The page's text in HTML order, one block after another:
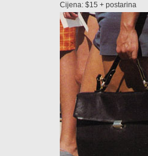
Cijena: $15 + postarina